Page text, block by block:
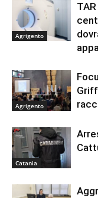
Agrigento
Agrigento
Catania